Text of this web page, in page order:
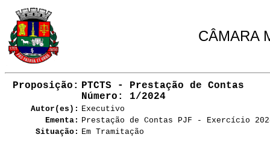
CÂMARA
Proposição: PTCTS - Prestação de Contas
Número : 1/2024
Autor(es): Executivo
Ementa: Prestação de Contas PJF - Exercício
Situação: Em Tramitação